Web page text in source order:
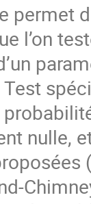
permet
l’on
nulle,